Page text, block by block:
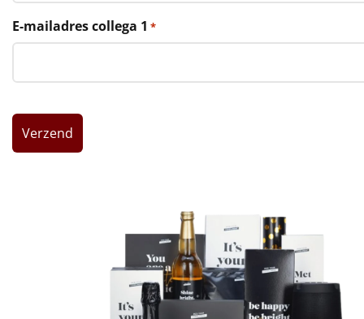
Vrouwen
Duurzaam
Leuke
Goedkope
E-mailadres collega 1 *